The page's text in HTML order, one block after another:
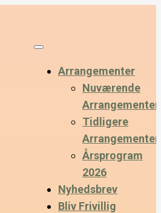
Arrangementer
Nuværende
Arrangementer
Tidligere
Arrangementer
Årsprogram
2026
Nyhedsbrev
Bliv Frivillig